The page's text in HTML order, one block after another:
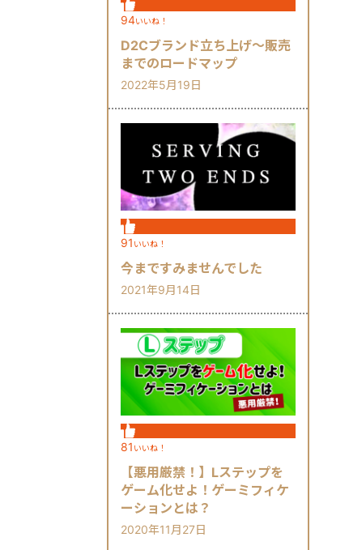
94いいね！
D2Cブランド立ち上げ～販売
までのロードマップ
2022年5月19日
91 いいね！
今まですみませんでした
2021年9月14日
81 いいね！
【悪用厳禁！】Lステップを
ゲーム化せよ！ゲーミフィケ
ーションとは？
2020年11月27日